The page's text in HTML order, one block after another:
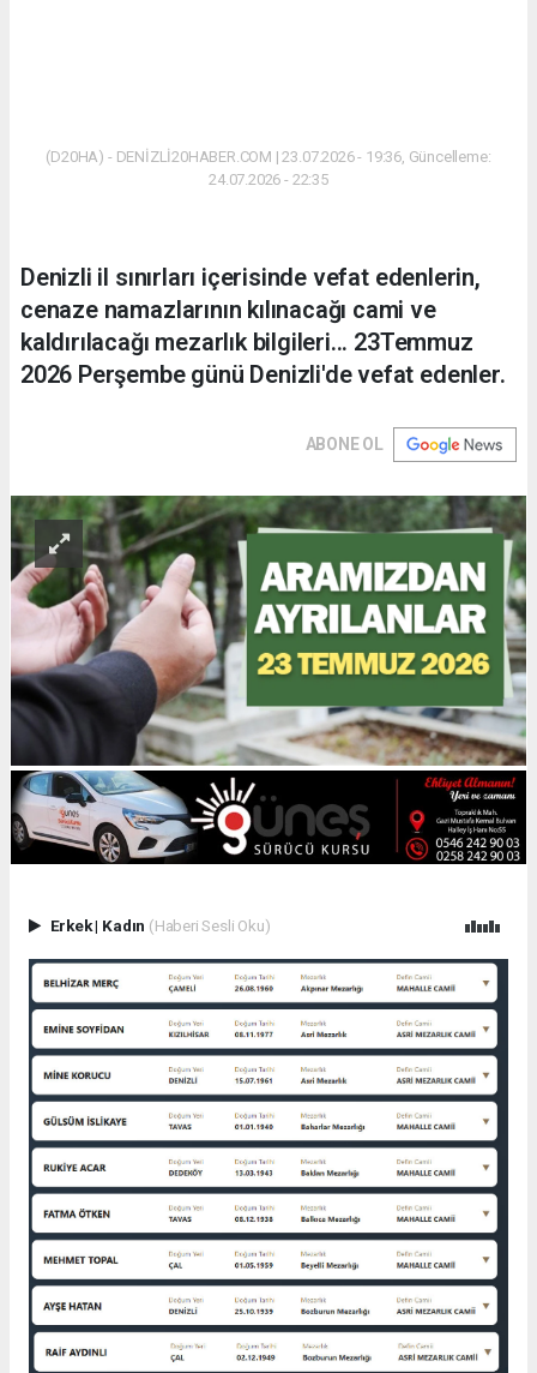
(D20HA) - DENİZLİ20HABER.COM | 23.07.2026 - 19:36, Güncelleme:
24.07.2026 - 22:35
Denizli il sınırları içerisinde vefat edenlerin,
cenaze namazlarının kılınacağı cami ve
kaldırılacağı mezarlık bilgileri... 23Temmuz
2026 Perşembe günü Denizli'de vefat edenler.
ABONE OL
Erkek| Kadın (Haberi Sesli Oku)